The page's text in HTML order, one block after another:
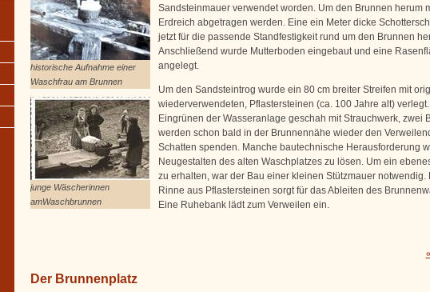
historische Aufnahme einer
Waschfrau am Brunnen
junge Wäscherinnen
amWaschbrunnen
Sandsteinmauer verwendet worden. Um den Brunnen herum
Erdreich abgetragen werden. Eine ein Meter dicke
jetzt für die passende Standfestigkeit rund um den Brunnen
Anschließend wurde Mutterboden eingebaut und eine
angelegt.
Um den Sandsteintrog wurde ein 80 cm breiter Streifen mit
wiederverwendeten, Pflastersteinen (ca. 100 Jahre alt)
Eingrünen der Wasseranlage geschah mit Strauchwerk, zwei
werden schon bald in der Brunnennähe wieder den
Schatten spenden. Manche bautechnische Herausforderung
Neugestalten des alten Waschplatzes zu lösen. Um ein
zu erhalten, war der Bau einer kleinen Stützmauer notwendig.
Rinne aus Pflastersteinen sorgt für das Ableiten des
Eine Ruhebank lädt zum Verweilen ein.
Der Brunnenplatz